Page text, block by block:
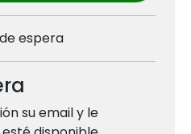
espera
su email y le